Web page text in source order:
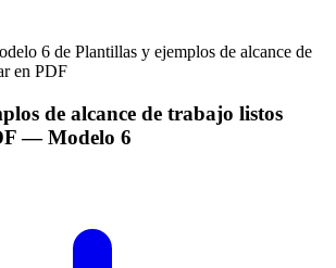
de alcance de trabajo listos
— Modelo 6